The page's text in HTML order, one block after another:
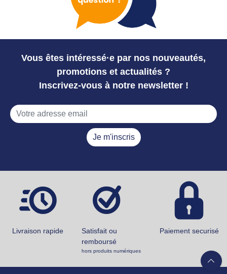
Vous êtes intéressé·e par nos nouveautés,
promotions et actualités ?
Inscrivez-vous à notre newsletter !
Je m'inscris
Livraison rapide
Satisfait ou
remboursé
hors produits numériques
Paiement securisé